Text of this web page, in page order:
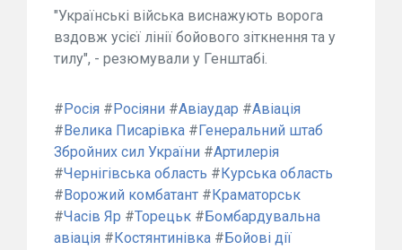
"Українські війська виснажують ворога
вздовж усієї лінії бойового зіткнення та у
тилу", - резюмували у Генштабі.
#Росія #Росіяни #Авіаудар #Авіація
#Велика Писарівка #Генеральний штаб
Збройних сил України #Артилерія
#Чернігівська область #Курська область
#Ворожий комбатант #Краматорськ
#Часів Яр #Торецьк #Бомбардувальна
авіація #Костянтинівка #Бойові дії